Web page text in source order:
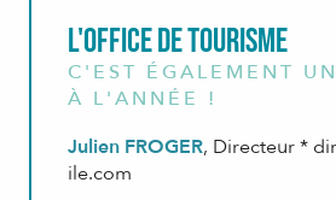
L'office de Tourisme
C'EST ÉGALEMENT
À L'ANNÉE !
Julien FROGER, Directeur *
ile.com